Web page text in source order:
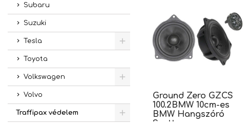
Subaru
Suzuki
Tesla
Toyota
Volkswagen
Volvo
Traffipax védelem
Ground Zero GZCS
100.2BMW 10cm-es
BMW Hangszóró